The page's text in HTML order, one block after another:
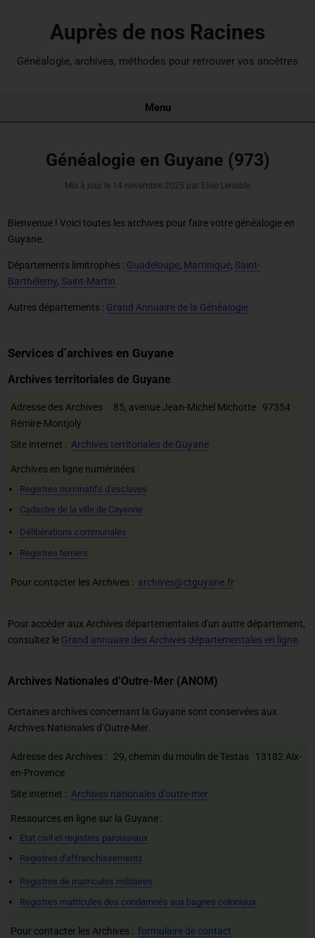
Auprès de nos Racines
Généalogie, archives, méthodes pour retrouver vos ancêtres
Menu
Généalogie en Guyane (973)
Mis à jour le 14 novembre 2025 par Elise Lenoble
Bienvenue ! Voici toutes les archives pourfaire votre généalogie en
Guyane.
Départements limitrophes : Guadeloupe, Martinique, Saint-
Barthélemy, Saint-Martin
Autres départements : Grand Annuaire de la Généalogie
Services d’archives en Guyane
Archives territoriales de Guyane
Adresse des Archives : 85, avenue Jean-Michel Michotte 97354
Rémire-Montjoly
Site internet :Archives territoriales de Guyane
Archives en ligne numérisées :
Registres nominatifs d'esclaves
Cadastre de la ville de Cayenne
Délibérations communales
Registres terriers
Pour contacter les Archives : archives@ctguyane.fr
Pour accéder aux Archives départementales d'un autre département,
consultez le Grand annuaire des Archives départementales en ligne.
Archives Nationales d’Outre-Mer (ANOM)
Certaines archives concernant la Guyane sont conservées aux
Archives Nationales d’Outre-Mer.
Adresse des Archives : 29, chemin du moulin de Testas 13182 Aix-
en-Provence
Site internet : Archives nationales d’outre-mer
Ressources en ligne sur la Guyane :
Etat civil et registres paroissiaux
Registres d'affranchissements
Registres de matricules militaires
Registres matricules des condamnés aux bagnes coloniaux
Pour contacter les Archives : formulaire de contact